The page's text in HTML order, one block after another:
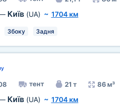
Київ (UA) ~ 1704 км
Збоку Задня
тент 21 т 86 м³
Київ (UA) ~ 1704 км